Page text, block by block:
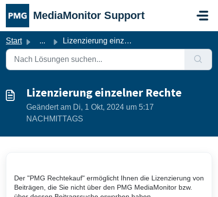
Zum hauptsächlichen Inhalt gehen
MediaMonitor Support
Start ... Lizenzierung einzelner Rechte
Lizenzierung einzelner Rechte
Geändert am Di, 1 Okt, 2024 um 5:17
NACHMITTAGS
Der "PMG Rechtekauf" ermöglicht Ihnen die Lizenzierung von
Beiträgen, die Sie nicht über den PMG MediaMonitor bzw.